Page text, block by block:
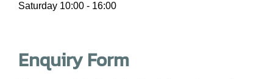
Saturday 10:00 - 16:00
Enquiry Form